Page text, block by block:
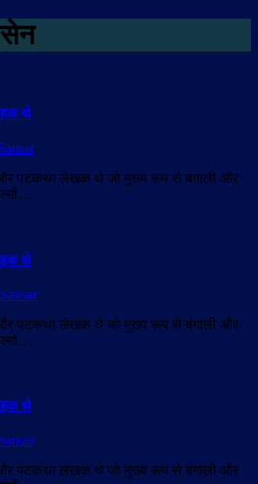
थे
पटकथा लेखक थे जो मुख्य रूप से बंगाली और
थे
पटकथा लेखक थे जो मुख्य रूप से बंगाली और
थे
पटकथा लेखक थे जो मुख्य रूप से बंगाली और